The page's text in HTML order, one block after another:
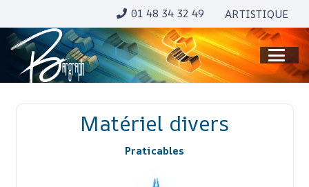
01 48 34 32 49 ARTISTIQUE
Matériel divers
Praticables